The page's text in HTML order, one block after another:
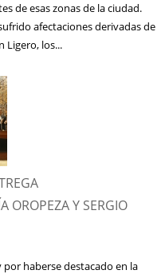
de esas zonas de la ciudad.
afectaciones derivadas de
Ligero, los...
OROPEZA Y SERGIO
haberse destacado en la